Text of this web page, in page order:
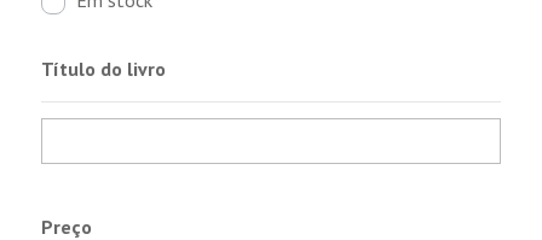
Título do livro
Preço